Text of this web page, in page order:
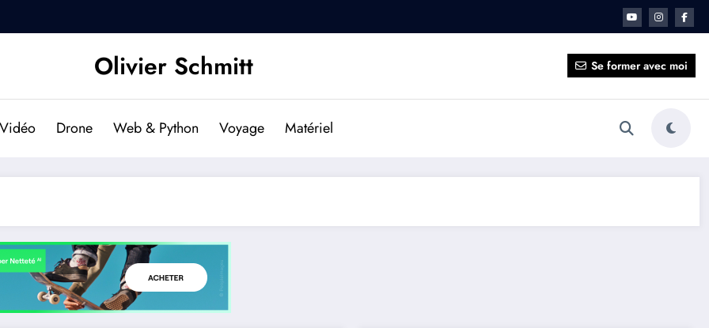
Olivier Schmitt Se former avec moi
Vidéo Drone Web & Python Voyage Matériel